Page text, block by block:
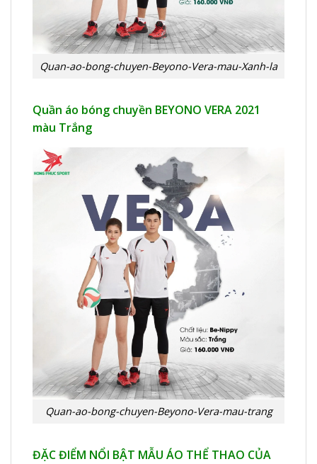
Quan-ao-bong-chuyen-Beyono-Vera-mau-Xanh-la
Quần áo bóng chuyền BEYONO VERA 2021
màu Trắng
Quan-ao-bong-chuyen-Beyono-Vera-mau-trang
ĐẶC ĐIỂM NỔI BẬT MẪU ÁO THỂ THAO CỦA